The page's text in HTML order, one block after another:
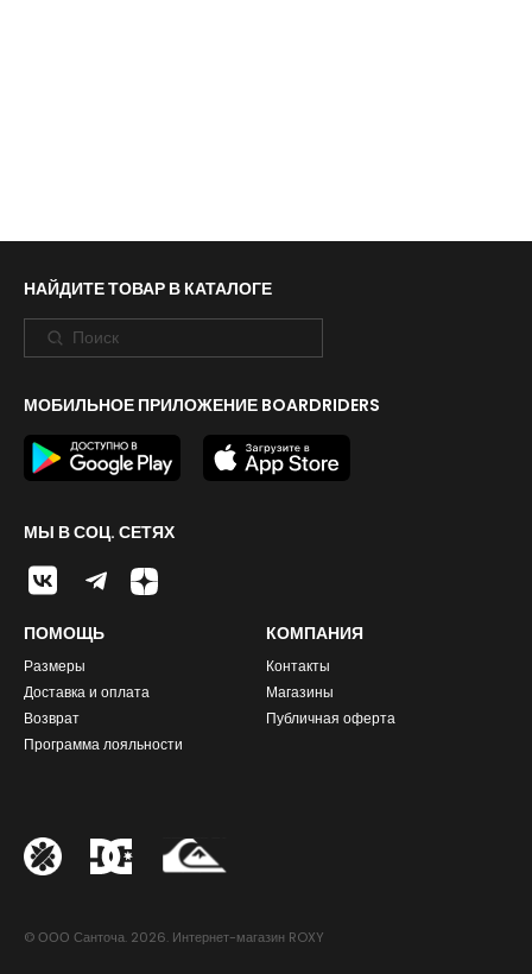
НАЙДИТЕ ТОВАР В КАТАЛОГЕ
МОБИЛЬНОЕ ПРИЛОЖЕНИЕ BOARDRIDERS
МЫ В СОЦ. СЕТЯХ
ПОМОЩЬ
Размеры
Доставка и оплата
Возврат
Программа лояльности
КОМПАНИЯ
Контакты
Магазины
Публичная оферта
© ООО Санточа. 2026. Интернет-магазин ROXY